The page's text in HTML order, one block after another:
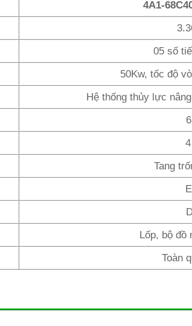
4A1-
05 số
50Kw, tốc độ
Hệ thống thủy lực
Tang
Lốp, bộ đồ
Toàn